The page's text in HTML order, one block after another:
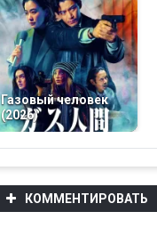
Газовый человек
(2026)
КОММЕНТИРОВАТЬ